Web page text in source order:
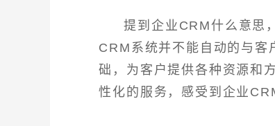
提到企业CRM什么意思
CRM系统并不能自动的与客
础，为客户提供各种资源和
性化的服务，感受到企业